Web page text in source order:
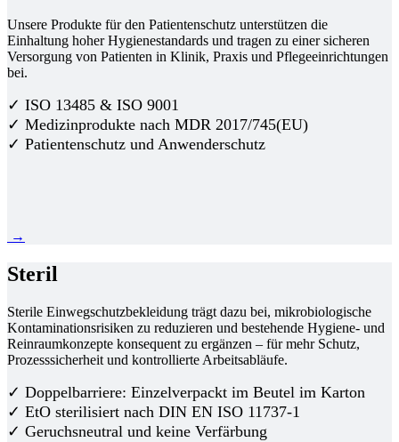
Unsere Produkte für den Patientenschutz unterstützen die
Einhaltung hoher Hygienestandards und tragen zu einer sicheren
Versorgung von Patienten in Klinik, Praxis und Pflegeeinrichtungen
bei.
✓ ISO 13485 & ISO 9001
✓ Medizinprodukte nach MDR 2017/745(EU)
✓ Patientenschutz und Anwenderschutz
→
Steril
Sterile Einwegschutzbekleidung trägt dazu bei, mikrobiologische
Kontaminationsrisiken zu reduzieren und bestehende Hygiene- und
Reinraumkonzepte konsequent zu ergänzen – für mehr Schutz,
Prozesssicherheit und kontrollierte Arbeitsabläufe.
✓ Doppelbarriere: Einzelverpackt im Beutel im Karton
✓ EtO sterilisiert nach DIN EN ISO 11737-1
✓ Geruchsneutral und keine Verfärbung